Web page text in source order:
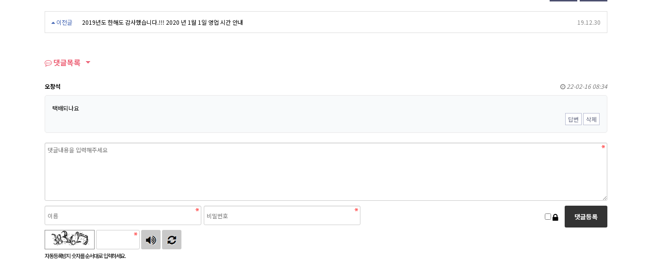
이전글 2019년도 한해도 감사했습니다.!!! 2020 년 1월 1일 영업 시간 안내 19.12.30
댓글목록
오창석 22-02-16 08:34
택배되나요
답변
삭제
자동등록방지 숫자를 순서대로 입력하세요.